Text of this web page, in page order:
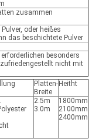
zusammen
oder heißes
das beschichtete Pulver
besonders
nicht mit
Platten-
Breite
Heitht
2.5m
3.0m
1800mm
2100mm
2400mm